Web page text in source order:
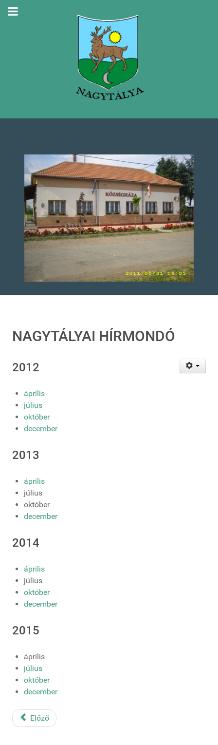
NAGYTÁLYAI HÍRMONDÓ
2012
április
július
október
december
2013
április
július
október
december
2014
április
július
október
december
2015
április
július
október
december
Előző